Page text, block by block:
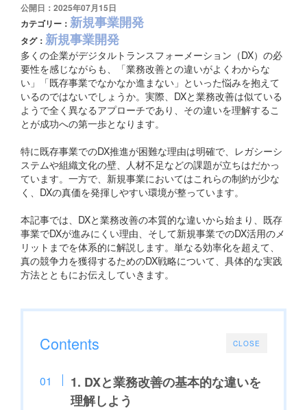
公開日：2025年07月15日
カテゴリー： 新規事業開発
タグ： 新規事業開発
多くの企業がデジタルトランスフォーメーション（DX）の必
要性を感じながらも、「業務改善との違いがよくわからな
い」「既存事業でなかなか進まない」といった悩みを抱えて
いるのではないでしょうか。実際、DXと業務改善は似ている
ようで全く異なるアプローチであり、その違いを理解するこ
とが成功への第一歩となります。
特に既存事業でのDX推進が困難な理由は明確で、レガシーシ
ステムや組織文化の壁、人材不足などの課題が立ちはだかっ
ています。一方で、新規事業においてはこれらの制約が少な
く、DXの真価を発揮しやすい環境が整っています。
本記事では、DXと業務改善の本質的な違いから始まり、既存
事業でDXが進みにくい理由、そして新規事業でのDX活用のメ
リットまでを体系的に解説します。単なる効率化を超えて、
真の競争力を獲得するためのDX戦略について、具体的な実践
方法とともにお伝えしていきます。
CLOSE
Contents
1. DXと業務改善の基本的な違いを
理解しよう